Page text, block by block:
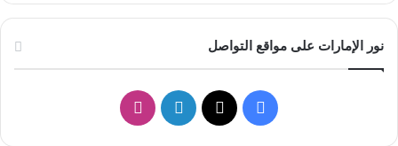
نور الإمارات على مواقع التواصل